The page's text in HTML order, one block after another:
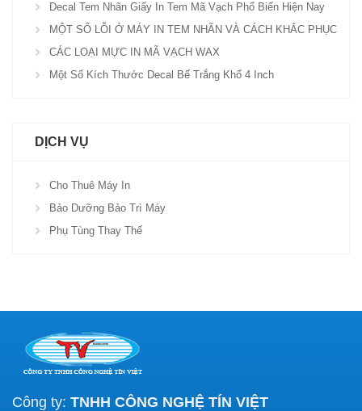
Decal Tem Nhãn Giấy In Tem Mã Vạch Phổ Biến Hiện Nay
MỘT SỐ LỖI Ở MÁY IN TEM NHÃN VÀ CÁCH KHẮC PHỤC
CÁC LOẠI MỰC IN MÃ VẠCH WAX
Một Số Kích Thước Decal Bế Trắng Khổ 4 Inch
DỊCH VỤ
Cho Thuê Máy In
Bảo Dưỡng Bảo Trì Máy
Phụ Tùng Thay Thế
Công ty: TNHH CÔNG NGHỆ TÍN VIỆT